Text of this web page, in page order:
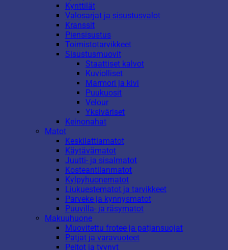
Kynttilät
Valosarjat ja sisustusvalot
Kranssit
Piensisustus
Toimistotarvikkeet
Sisustusmuovit
Staattiset kalvot
Kuviolliset
Marmori ja kivi
Puukuosit
Velour
Yksiväriset
Keinonahat
Matot
Keskilattiamatot
Käytävämatot
Juutti- ja sisalmatot
Kosteantilanmatot
Kylpyhuonematot
Liukuestematot ja tarvikkeet
Parveke ja kynnysmatot
Puuvilla- ja räsymatot
Makuuhuone
Muovitettu frotee ja patjansuojat
Patjat ja varavuoteet
Peitot ja tyynyt